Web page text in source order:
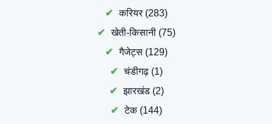
करियर(283)
खेती-किसानी (75)
गैजेट्स (129)
चंडीगढ़ (1)
झारखंड(2)
टेक(144)